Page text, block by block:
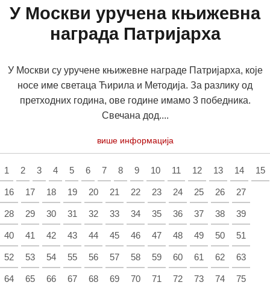
У Москви уручена књижевна
награда Патријарха
У Москви су уручене књижевне награде Патријарха, које
носе име светаца Ћирила и Методија. За разлику од
претходних година, ове године имамо 3 победника.
Свечана дод....
више информација
1 2 3 4 5 6 7 8 9 10 11 12 13 14 15
16 17 18 19 20 21 22 23 24 25 26 27
28 29 30 31 32 33 34 35 36 37 38 39
40 41 42 43 44 45 46 47 48 49 50 51
52 53 54 55 56 57 58 59 60 61 62 63
64 65 66 67 68 69 70 71 72 73 74 75